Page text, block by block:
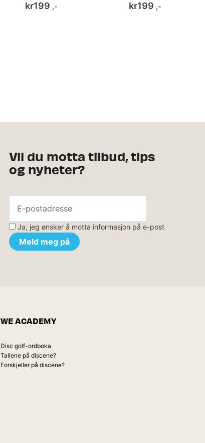
kr199 ,- kr199 ,-
Vil du motta tilbud, tips
og nyheter?
Ja, jeg ønsker å motta informasjon på e-post
WE ACADEMY
Disc golf-ordboka
Tallene på discene?
Forskjeller på discene?